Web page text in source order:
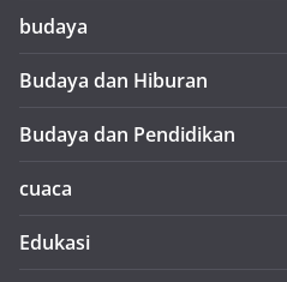
budaya
Budaya dan Hiburan
Budaya dan Pendidikan
cuaca
Edukasi